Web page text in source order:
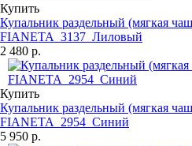
Купить
Купальник раздельный (мягкая
FIANETA_3137_Лиловый
2 480 р.
Купить
Купальник раздельный (мягкая
FIANETA_2954_Синий
5 950 р.